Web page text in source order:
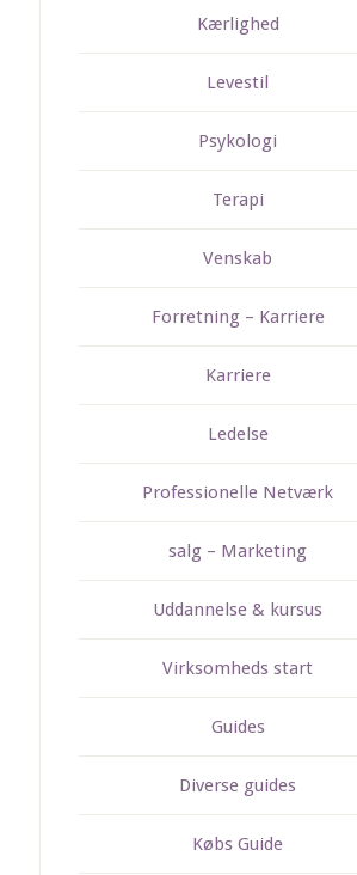
Kærlighed
Levestil
Psykologi
Terapi
Venskab
Forretning – Karriere
Karriere
Ledelse
Professionelle Netværk
salg – Marketing
Uddannelse & kursus
Virksomheds start
Guides
Diverse guides
Købs Guide